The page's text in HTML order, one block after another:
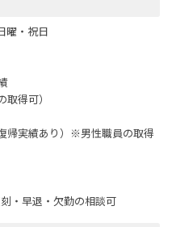
曜・祝日
得可）
帰実績あり）※男性職員の取得
・早退・欠勤の相談可